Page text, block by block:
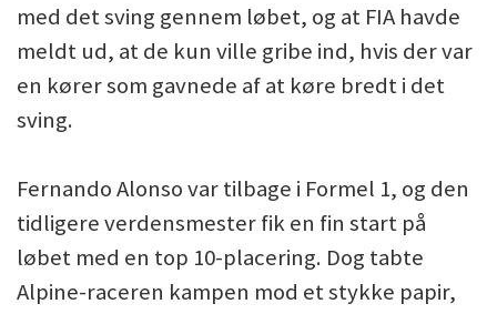
med det sving gennem løbet, og at FIA havde
meldt ud, at de kun ville gribe ind, hvis der var
en kører som gavnede af at køre bredt i det
sving.
Fernando Alonso var tilbage i Formel 1, og den
tidligere verdensmester fik en fin start på
løbet med en top 10-placering. Dog tabte
Alpine-raceren kampen mod et stykke papir,